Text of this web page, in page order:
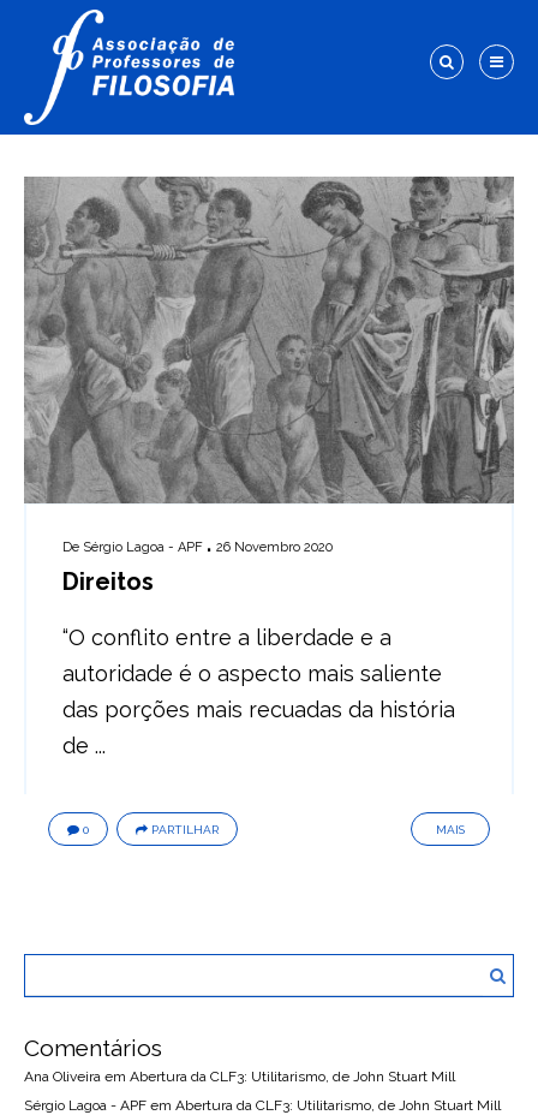
De Sérgio Lagoa - APF 26 Novembro 2020
Direitos
“O conflito entre a liberdade e a
autoridade é o aspecto mais saliente
das porções mais recuadas da história
de ...
0 PARTILHAR MAIS
Comentários
Ana Oliveira em Abertura da CLF3: Utilitarismo, de John Stuart Mill
Sérgio Lagoa - APF em Abertura da CLF3: Utilitarismo, de John Stuart Mill